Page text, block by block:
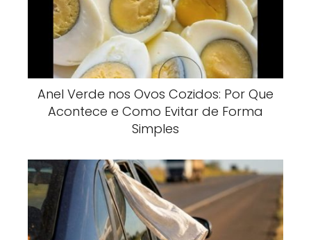
Anel Verde nos Ovos Cozidos: Por Que
Acontece e Como Evitar de Forma
Simples